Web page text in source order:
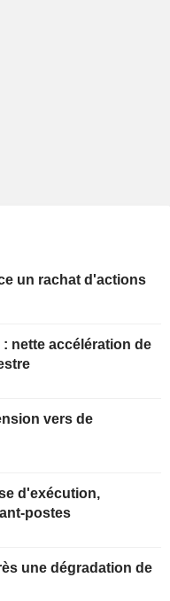
un rachat d'actions
nette accélération de
vers de
d'exécution,
postes
une dégradation de